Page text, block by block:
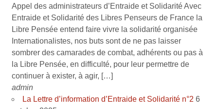
Appel des administrateurs d’Entraide et Solidarité Avec
Entraide et Solidarité des Libres Penseurs de France la
Libre Pensée entend faire vivre la solidarité organisée
Internationalistes, nos buts sont de ne pas laisser
sombrer des camarades de combat, adhérents ou pas à
la Libre Pensée, en difficulté, pour leur permettre de
continuer à exister, à agir, […]
admin
La Lettre d’information d’Entraide et Solidarité n°2 6